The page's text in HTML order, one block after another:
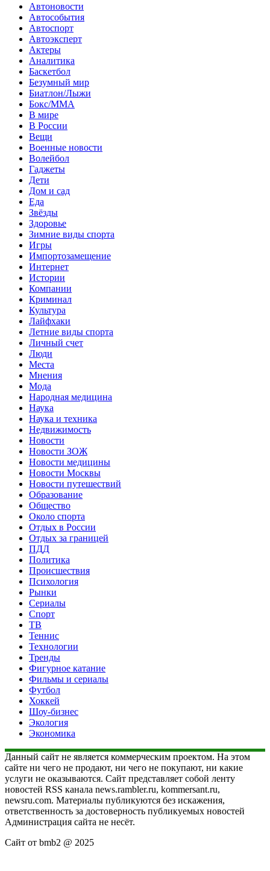
Автоновости
Автособытия
Автоспорт
Автоэксперт
Актеры
Аналитика
Баскетбол
Безумный мир
Биатлон/Лыжи
Бокс/MMA
В мире
В России
Вещи
Военные новости
Волейбол
Гаджеты
Дети
Дом и сад
Еда
Звёзды
Здоровье
Зимние виды спорта
Игры
Импортозамещение
Интернет
Истории
Компании
Криминал
Культура
Лайфхаки
Летние виды спорта
Личный счет
Люди
Места
Мнения
Мода
Народная медицина
Наука
Наука и техника
Недвижимость
Новости
Новости ЗОЖ
Новости медицины
Новости Москвы
Новости путешествий
Образование
Общество
Около спорта
Отдых в России
Отдых за границей
ПДД
Политика
Происшествия
Психология
Рынки
Сериалы
Спорт
ТВ
Теннис
Технологии
Тренды
Фигурное катание
Фильмы и сериалы
Футбол
Хоккей
Шоу-бизнес
Экология
Экономика
Данный сайт не является коммерческим проектом. На этом
сайте ни чего не продают, ни чего не покупают, ни какие
услуги не оказываются. Сайт представляет собой ленту
новостей RSS канала news.rambler.ru, kommersant.ru,
newsru.com. Материалы публикуются без искажения,
ответственность за достоверность публикуемых новостей
Администрация сайта не несёт.
Сайт от bmb2 @ 2025